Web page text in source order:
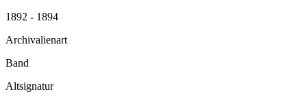
1892 - 1894
Archivalienart
Band
Altsignatur